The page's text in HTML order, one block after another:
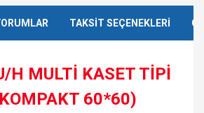
TAKSİT SEÇENEKLERİ
H MULTİ KASET TİPİ
60*60)